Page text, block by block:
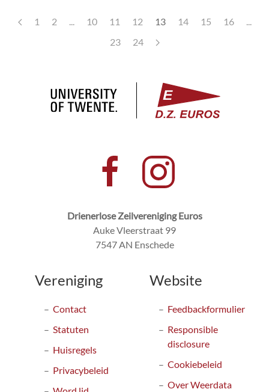
1 2 10 11 12 13 14 15 16
23
24
Drienerlose Zeilvereniging Euros
Auke Vleerstraat 99
7547 AN Enschede
Vereniging
Contact
Statuten
Huisregels
Privacybeleid
Website
Feedbackformulier
Responsible
disclosure
Cookiebeleid
Over Weerdata